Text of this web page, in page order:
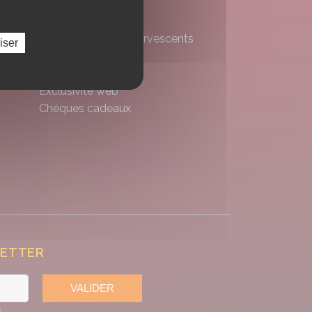
Champagnes et Effervescents
Exclusivité web
Chèques cadeaux
VALIDER